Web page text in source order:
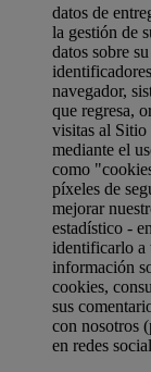
datos de
la gestión de
datos sobre
navegador,
que regresa,
visitas al Sitio
mediante el
como
píxeles de
mejorar
estadístico -
identificarlo a
información
cookies,
sus
con nosotros
en redes